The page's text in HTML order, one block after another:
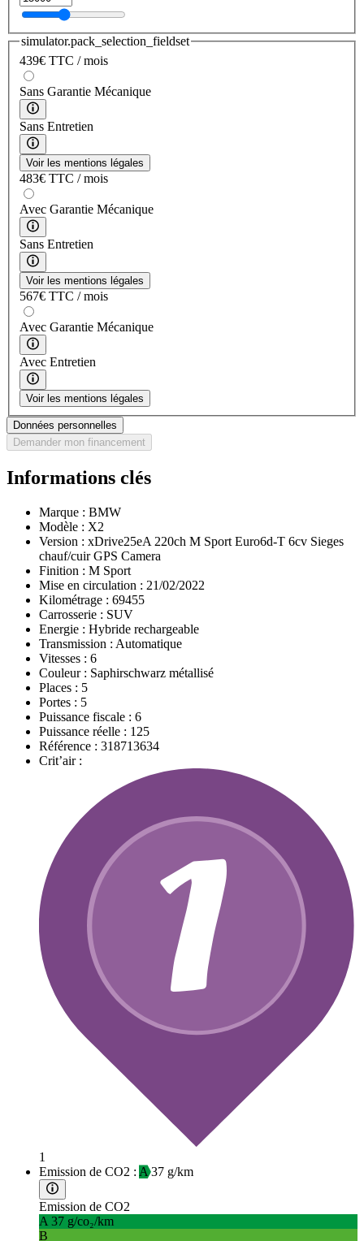
simulator.pack_selection_fieldset
439€ TTC / mois
Sans Garantie Mécanique
Sans Entretien
Voir les mentions légales
483€ TTC / mois
Avec Garantie Mécanique
Sans Entretien
Voir les mentions légales
567€ TTC / mois
Avec Garantie Mécanique
Avec Entretien
Voir les mentions légales
Données personnelles
Demander mon financement
Informations clés
Marque : BMW
Modèle : X2
Version : xDrive25eA 220ch M Sport Euro6d-T 6cv Sieges
chauf/cuir GPS Camera
Finition : M Sport
Mise en circulation : 21/02/2022
Kilométrage : 69455
Carrosserie : SUV
Energie : Hybride rechargeable
Transmission : Automatique
Vitesses : 6
Couleur : Saphirschwarz métallisé
Places : 5
Portes : 5
Puissance fiscale : 6
Puissance réelle : 125
Référence : 318713634
Crit’air :
1
Emission de CO2 : A37 g/km
Emission de CO2
A 37 g/co₂/km
B